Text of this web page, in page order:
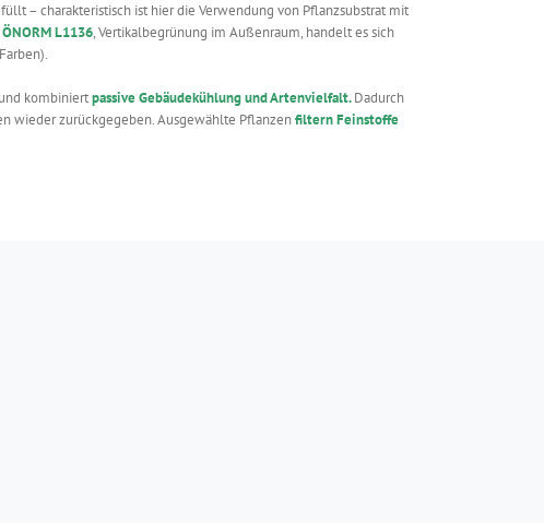
– charakteristisch ist hier die Verwendung von Pflanzsubstrat mit
ÖNORM L1136, Vertikalbegrünung im Außenraum, handelt es sich
und kombiniertpassive Gebäudekühlung und Artenvielfalt.Dadurch
wieder zurückgegeben. Ausgewählte Pflanzenfiltern Feinstoffe